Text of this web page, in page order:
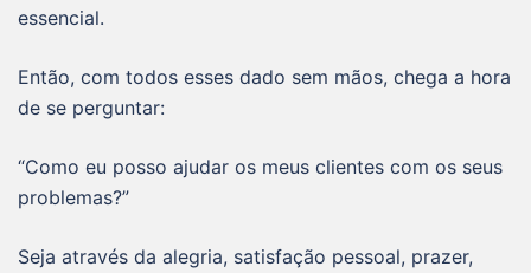
essencial.
Então, com todos esses dado sem mãos, chega a hora
de se perguntar:
“Como eu posso ajudar os meus clientes com os seus
problemas?”
Seja através da alegria, satisfação pessoal, prazer,